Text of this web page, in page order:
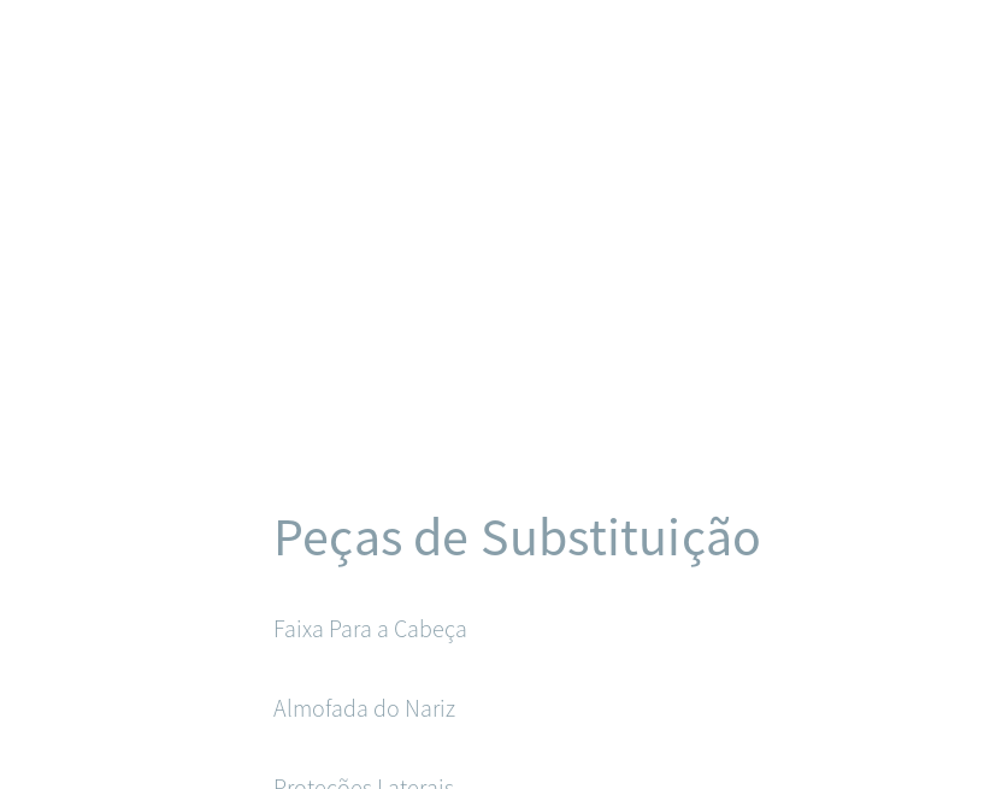
Peças de Substituição
Faixa Para a Cabeça
Almofada do Nariz